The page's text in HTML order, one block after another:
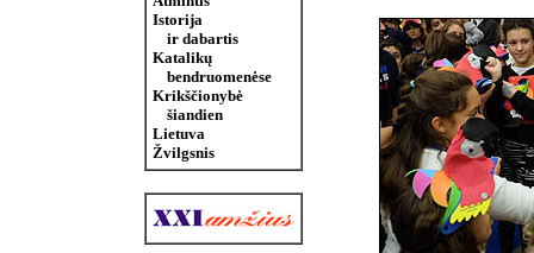
Istorija
ir dabartis
Katalikų
bendruomenėse
Krikščionybė
šiandien
Lietuva
Žvilgsnis